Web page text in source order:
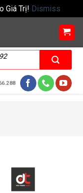
Giá Trị! Dismiss